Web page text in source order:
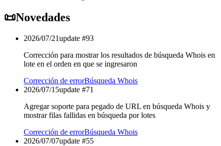
📜Novedades
2026/07/21update #93
Corrección para mostrar los resultados de búsqueda Whois en
lote en el orden en que se ingresaron
Corrección de errorBúsqueda Whois
2026/07/15update #71
Agregar soporte para pegado de URL en búsqueda Whois y
mostrar filas fallidas en búsqueda por lotes
Corrección de errorBúsqueda Whois
2026/07/07update #55